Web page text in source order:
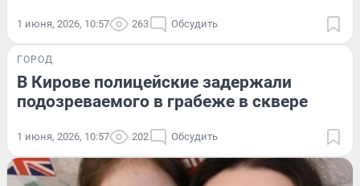
1 июня, 2026, 10:57 263 Обсудить
ГОРОД
В Кирове полицейские задержали
подозреваемого в грабеже в сквере
1 июня, 2026, 10:57 202 Обсудить